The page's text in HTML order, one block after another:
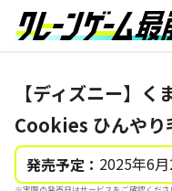
【ディズニー】
Cookies ひんやり
発売予定： 2025年6